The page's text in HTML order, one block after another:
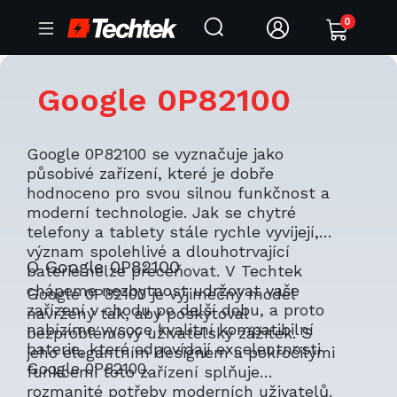
0
Google 0P82100
Google 0P82100 se vyznačuje jako
působivé zařízení, které je dobře
hodnoceno pro svou silnou funkčnost a
moderní technologie. Jak se chytré
telefony a tablety stále rychle vyvíjejí,
význam spolehlivé a dlouhotrvající
baterie nelze přeceňovat. V Techtek
chápeme nezbytnost udržovat vaše
zařízení v chodu po delší dobu, a proto
nabízíme vysoce kvalitní kompatibilní
baterie, které odpovídají excelentnosti
Google 0P82100.
O Google 0P82100
Google 0P82100 je výjimečný model
navržený tak, aby poskytoval
bezproblémový uživatelský zážitek. S
jeho elegantním designem a pokročilými
funkcemi toto zařízení splňuje
rozmanité potřeby moderních uživatelů.